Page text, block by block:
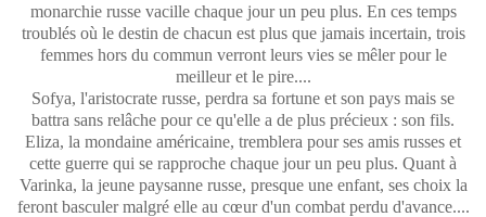
monarchie russe vacille chaque jour un peu plus. En ces temps
troublés où le destin de chacun est plus que jamais incertain, trois
femmes hors du commun verront leurs vies se mêler pour le
meilleur et le pire....
Sofya, l'aristocrate russe, perdra sa fortune et son pays mais se
battra sans relâche pour ce qu'elle a de plus précieux : son fils.
Eliza, la mondaine américaine, tremblera pour ses amis russes et
cette guerre qui se rapproche chaque jour un peu plus. Quant à
Varinka, la jeune paysanne russe, presque une enfant, ses choix la
feront basculer malgré elle au cœur d'un combat perdu d'avance....